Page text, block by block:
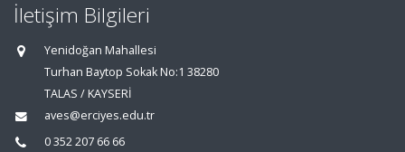
İletişim Bilgileri
Yenidoğan Mahallesi
Turhan Baytop Sokak No:1 38280
TALAS / KAYSERİ
aves@erciyes.edu.tr
0 352 207 66 66